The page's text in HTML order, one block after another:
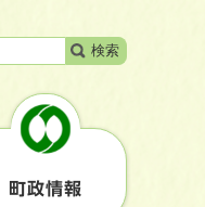
検索
町政情報